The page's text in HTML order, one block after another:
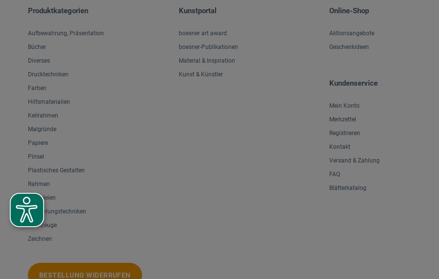
Produktkategorien
Aufbewahrung, Präsentation
Bücher
Diverses
Drucktechniken
Farben
Hilfsmaterialien
Keilrahmen
Malgründe
Papiere
Pinsel
Plastisches Gestalten
Rahmen
Staffeleien
Veredelungstechniken
Werkzeuge
Zeichnen
BESTELLUNG WIDERRUFEN
Kunstportal
boesner art award
boesner-Publikationen
Material & Inspiration
Kunst & Künstler
Online-Shop
Aktionsangebote
Geschenkideen
Kundenservice
Mein Konto
Merkzettel
Registrieren
Kontakt
Versand & Zahlung
FAQ
Blätterkatalog